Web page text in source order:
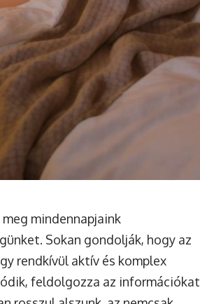
mindennapjaink
Sokan gondolják, hogy az
rendkívül aktív és komplex
feldolgozza az információkat